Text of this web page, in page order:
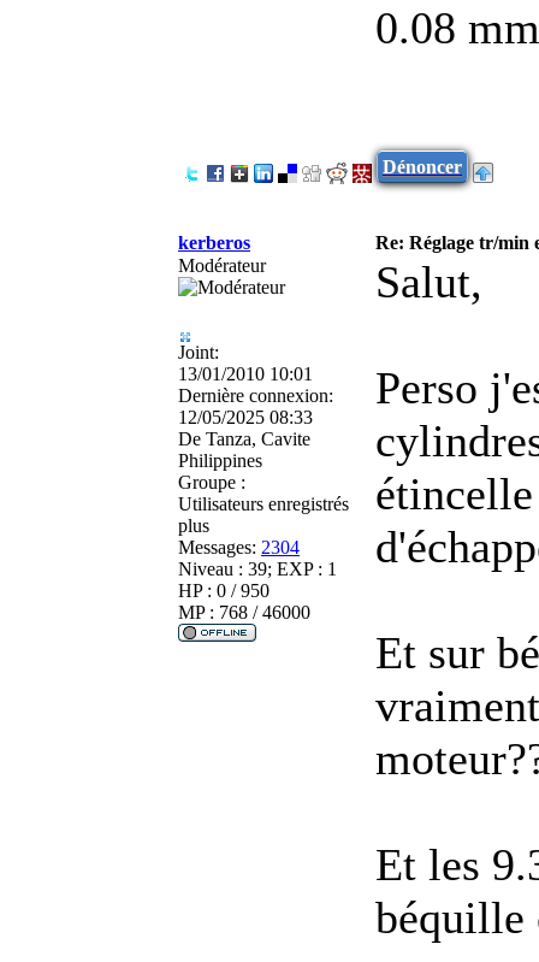
0.08
Dénoncer
kerberos
Re: Réglage tr/min
Modérateur
Joint:
13/01/2010 10:01
Dernière connexion:
12/05/2025 08:33
De Tanza, Cavite
Philippines
Groupe :
Utilisateurs enregistrés
plus
Messages: 2304
Niveau : 39; EXP : 1
HP : 0 / 950
MP : 768 / 46000
Salut,
Perso
Et sur
Et les
béquille